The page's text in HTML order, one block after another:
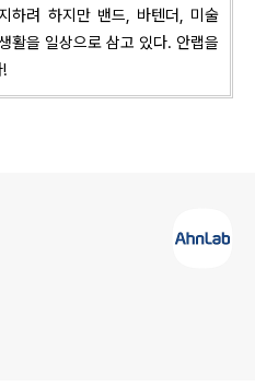
하려 하지만 밴드, 바텐더, 미술
활을 일상으로 삼고 있다. 안랩을